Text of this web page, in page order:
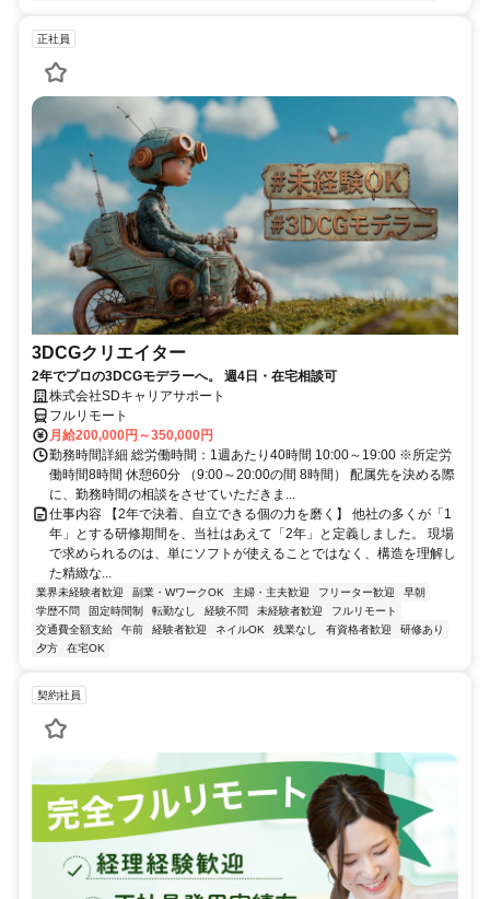
正社員
3DCGクリエイター
2年でプロの3DCGモデラーへ。 週4日・在宅相談可
株式会社SDキャリアサポート
フルリモート
月給200,000円～350,000円
勤務時間詳細 総労働時間：1週あたり40時間 10:00～19:00 ※所定労
働時間8時間 休憩60分 （9:00～20:00の間 8時間） 配属先を決める際
に、勤務時間の相談をさせていただきま...
仕事内容 【2年で決着、自立できる個の力を磨く】 他社の多くが「1
年」とする研修期間を、当社はあえて「2年」と定義しました。 現場
で求められるのは、単にソフトが使えることではなく、構造を理解し
た精緻な...
業界未経験者歓迎 副業・WワークOK 主婦・主夫歓迎 フリーター歓迎
早朝
学歴不問
固定時間制 転勤なし 経験不問 未経験者歓迎
フルリモート
交通費全額支給
午前 経験者歓迎 ネイルOK 残業なし 有資格者歓迎
研修あり
夕方
在宅OK
契約社員